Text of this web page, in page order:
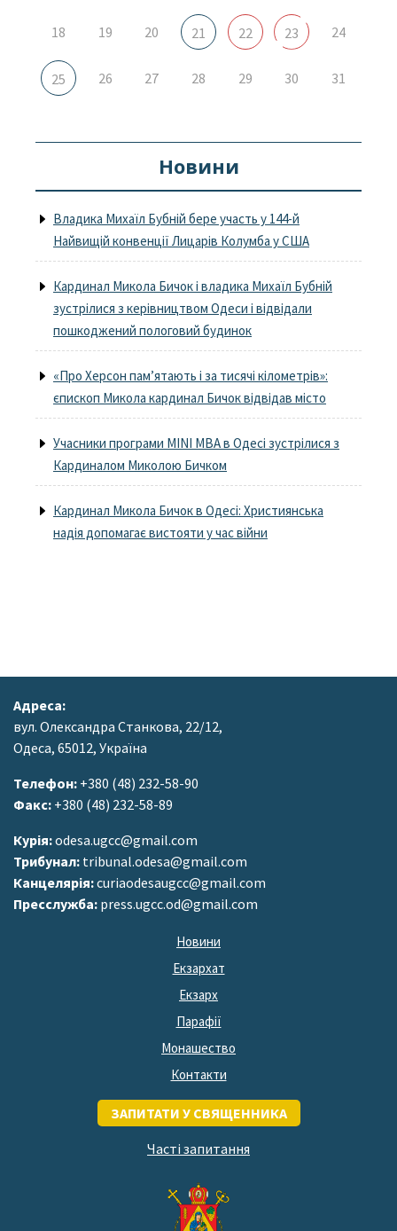
18 19 20 21 22 23 24
25 26 27 28 29 30 31
Новини
Владика Михаїл Бубній бере участь у 144-й
Найвищій конвенції Лицарів Колумба у США
Кардинал Микола Бичок і владика Михаїл Бубній
зустрілися з керівництвом Одеси і відвідали
пошкоджений пологовий будинок
«Про Херсон пам’ятають і за тисячі кілометрів»:
єпископ Микола кардинал Бичок відвідав місто
Учасники програми MINI MBA в Одесі зустрілися з
Кардиналом Миколою Бичком
Кардинал Микола Бичок в Одесі: Християнська
надія допомагає вистояти у час війни
Адреса:
вул. Олександра Станкова, 22/12,
Одеса, 65012, Україна
Телефон: +380 (48) 232-58-90
Факс: +380 (48) 232-58-89
Курія:odesa.ugcc@gmail.com
Трибунал: tribunal.odesa@gmail.com
Канцелярія:curiaodesaugcc@gmail.com
Пресслужба: press.ugcc.od@gmail.com
Новини
Екзархат
Екзарх
Парафії
Монашество
Контакти
ЗАПИТАТИ У СВЯЩЕННИКА
Часті запитання